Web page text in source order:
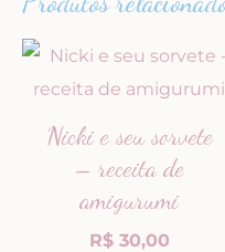
Nicki e seu sorvete
– receita de
amigurumi
R$30,00